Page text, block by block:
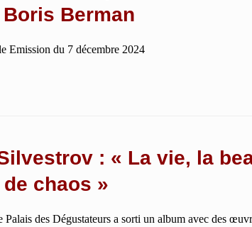
Berman
Emission du 7 décembre 2024
: « La vie, la
chaos »
Palais des Dégustateurs a sorti un album avec des